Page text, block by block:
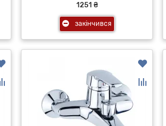
1251 ₴
закінчився